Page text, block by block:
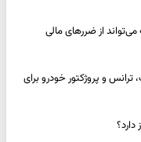
از ضررهای مالی
ترانس و پروژکتور خودرو برای